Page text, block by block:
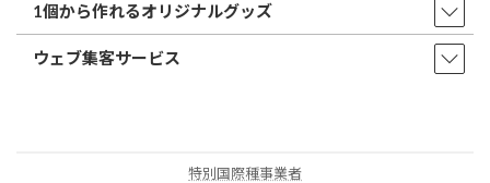
1個から作れるオリジナルグッズ
ウェブ集客サービス
特別国際種事業者